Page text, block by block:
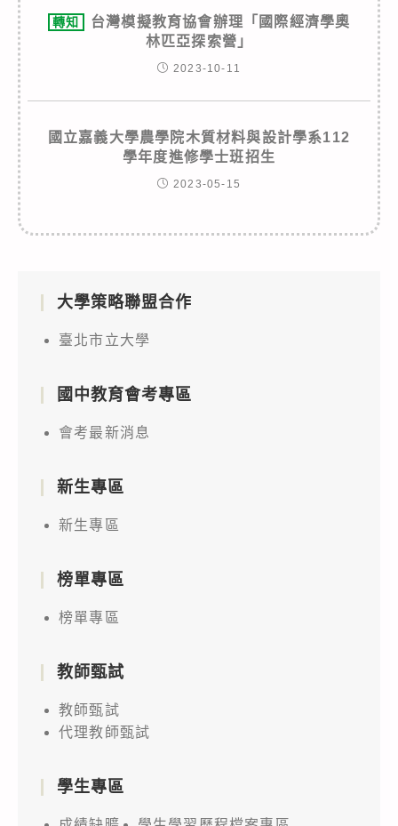
轉知
台灣模擬教育協會辦理「國際經濟學奧
林匹亞探索營」
2023-10-11
國立嘉義大學農學院木質材料與設計學系112
學年度進修學士班招生
2023-05-15
大學策略聯盟合作
臺北市立大學
國中教育會考專區
會考最新消息
新生專區
新生專區
榜單專區
榜單專區
教師甄試
教師甄試
代理教師甄試
學生專區